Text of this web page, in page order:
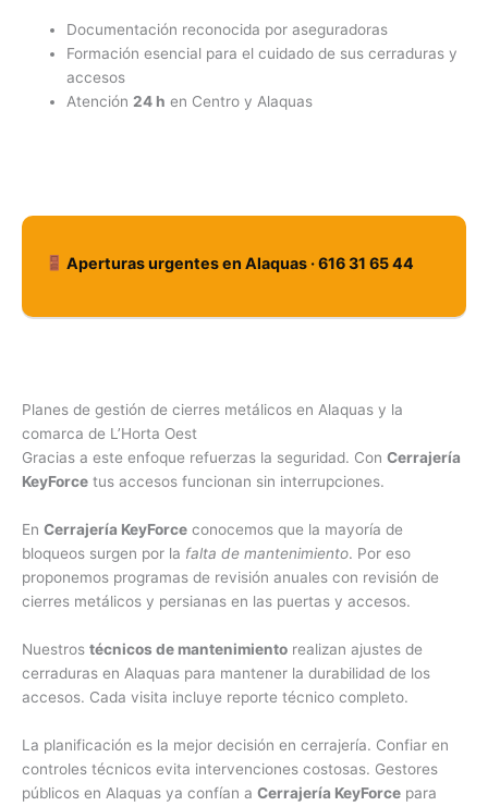
Documentación reconocida por aseguradoras
Formación esencial para el cuidado de sus cerraduras y
accesos
Atención 24 h en Centro y Alaquas
Aperturas urgentes en Alaquas · 616 31 65 44
Planes de gestión de cierres metálicos en Alaquas y la
comarca de L’Horta Oest
Gracias a este enfoque refuerzas la seguridad. Con Cerrajería
KeyForce tus accesos funcionan sin interrupciones.
En Cerrajería KeyForce conocemos que la mayoría de
bloqueos surgen por la falta de mantenimiento. Por eso
proponemos programas de revisión anuales con revisión de
cierres metálicos y persianas en las puertas y accesos.
Nuestros técnicos de mantenimiento realizan ajustes de
cerraduras en Alaquas para mantener la durabilidad de los
accesos. Cada visita incluye reporte técnico completo.
La planificación es la mejor decisión en cerrajería. Confiar en
controles técnicos evita intervenciones costosas. Gestores
públicos en Alaquas ya confían a Cerrajería KeyForce para